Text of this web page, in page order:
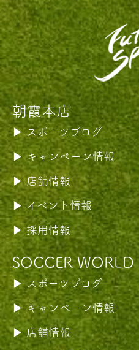
朝霞本店
スポーツブログ
キャンペーン情報
店舗情報
イベント情報
採用情報
SOCCER WORLD
スポーツブログ
キャンペーン情報
店舗情報